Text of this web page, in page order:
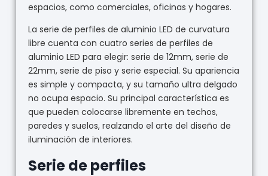
espacios, como comerciales, oficinas y hogares.
La serie de perfiles de aluminio LED de curvatura
libre cuenta con cuatro series de perfiles de
aluminio LED para elegir: serie de 12mm, serie de
22mm, serie de piso y serie especial. Su apariencia
es simple y compacta, y su tamaño ultra delgado
no ocupa espacio. Su principal característica es
que pueden colocarse libremente en techos,
paredes y suelos, realzando el arte del diseño de
iluminación de interiores.
Serie de perfiles